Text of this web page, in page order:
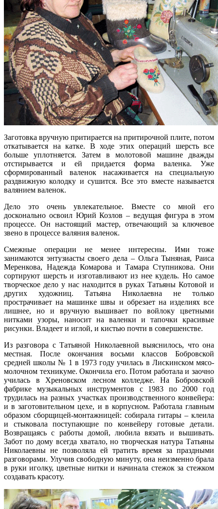
Заготовка вручную притирается на притирочной плите, потом
откатывается на катке. В ходе этих операций шерсть все
больше уплотняется. Затем в молотовой машине дважды
отстирывается и ей придается форма валенка. Уже
сформированный валенок насаживается на специальную
раздвижную колодку и сушится. Все это вместе называется
валянием валенок.
Дело это очень увлекательное. Вместе со мной его
досконально освоил Юрий Козлов – ведущая фигура в этом
процессе. Он настоящий мастер, отвечающий за ключевое
звено в процессе валяния валенок.
Смежные операции не менее интересны. Ими тоже
занимаются энтузиасты своего дела – Ольга Тыняная, Раиса
Меренкова, Надежда Комарова и Тамара Ступникова. Они
сортируют шерсть и изготавливают из нее кудель. Но самое
творческое дело у нас находится в руках Татьяны Котовой и
других художниц. Татьяна Николаевна не только
прострачивает на машинке швы и обрезает на изделиях все
лишнее, но и вручную вышивает по войлоку цветными
нитками узоры, наносит на валенки и тапочки красивые
рисунки. Владеет и иглой, и кистью почти в совершенстве.
Из разговора с Татьяной Николаевной выяснилось, что она
местная. После окончания восьми классов Бобровской
средней школы № 1 в 1973 году училась в Лискинском мясо-
молочном техникуме. Окончила его. Потом работала и заочно
училась в Хреновском лесном колледже. На Бобровской
фабрике музыкальных инструментов с 1983 по 2000 год
трудилась на разных участках производственного конвейера:
и в заготовительном цехе, и в корпусном. Работала главным
образом сборщицей-монтажницей: собирала гитары – клеила
и стыковала поступающие по конвейеру готовые детали.
Возвращаясь с работы домой, любила вязать и вышивать.
Забот по дому всегда хватало, но творческая натура Татьяны
Николаевны не позволяла ей тратить время за праздными
разговорами. Улучив свободную минуту, она неизменно брала
в руки иголку, цветные нитки и начинала стежок за стежком
создавать красоту.